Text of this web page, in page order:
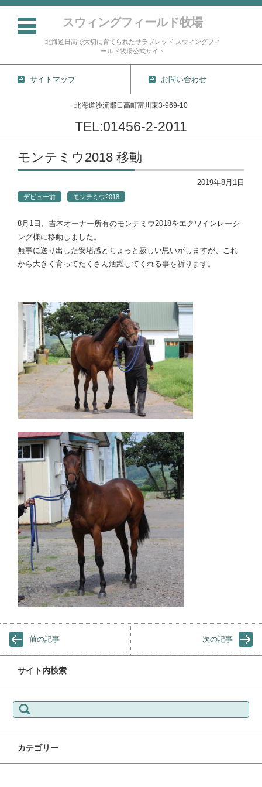
スウィングフィールド牧場
北海道日高で大切に育てられたサラブレッド スウィングフィ
ールド牧場公式サイト
サイトマップ お問い合わせ
北海道沙流郡日高町富川東3-969-10
TEL:01456-2-2011
コンテンツに移動
モンテミウ2018 移動
2019年8月1日
デビュー前 モンテミウ2018
8月1日、吉木オーナー所有のモンテミウ2018をエクワインレーシ
ング様に移動しました。
無事に送り出した安堵感とちょっと寂しい思いがしますが、これ
から大きく育ってたくさん活躍してくれる事を祈ります。
前の記事 次の記事
サイト内検索
検索:
カテゴリー